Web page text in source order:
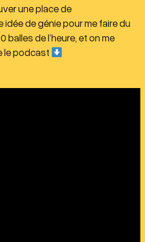
une place de
idée de génie pour me faire du
balles de l’heure, et on me
le podcast